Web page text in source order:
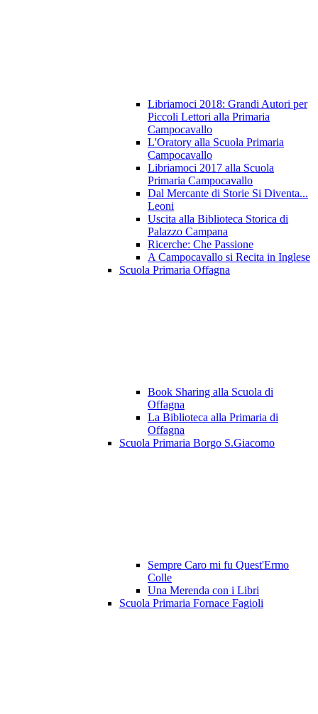
Libriamoci 2018: Grandi Autori per
Piccoli Lettori alla Primaria
Campocavallo
L'Oratory alla Scuola Primaria
Campocavallo
Libriamoci 2017 alla Scuola
Primaria Campocavallo
Dal Mercante di Storie Si Diventa...
Leoni
Uscita alla Biblioteca Storica di
Palazzo Campana
Ricerche: Che Passione
A Campocavallo si Recita in Inglese
Scuola Primaria Offagna
Book Sharing alla Scuola di
Offagna
La Biblioteca alla Primaria di
Offagna
Scuola Primaria Borgo S.Giacomo
Sempre Caro mi fu Quest'Ermo
Colle
Una Merenda con i Libri
Scuola Primaria Fornace Fagioli